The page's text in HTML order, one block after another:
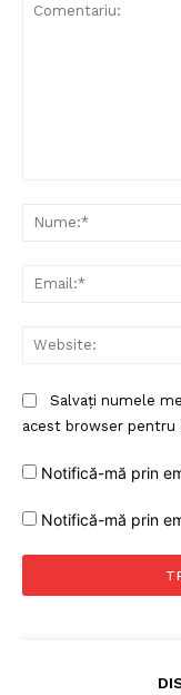
Salvați numele
acest browser pentru
Notifică-mă prin
Notifică-mă prin